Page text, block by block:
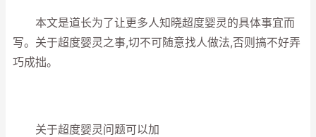
本文是道长为了让更多人知晓超度婴灵的具体事宜而
写。关于超度婴灵之事,切不可随意找人做法,否则搞不好弄
巧成拙。
关于超度婴灵问题可以加